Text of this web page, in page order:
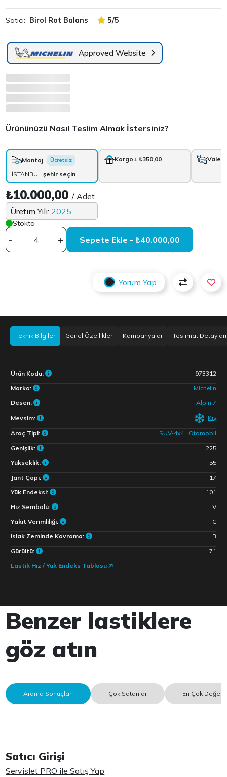
Satıcı: Birol Rot Balans 5/5
Approved Website
Ürününüzü Nasıl Teslim Almak İstersiniz?
Montaj Ücretsiz
İSTANBULşehir seçin
Kargo+ ₺350,00 Vale
₺10.000,00/ Adet
Üretim Yılı: 2025
Stokta
- + Sepete Ekle - ₺40.000,00
Yorum Yap
Teknik Bilgiler Genel Özellikler Kampanyalar Teslimat Detayları
Ürün Kodu:
973312
Marka:
Michelin
Desen:
Alpin 7
Mevsim: Kış
Araç Tipi: SUV-4x4 , Otomobil
Genişlik:
225
Yükseklik:
55
Jant Çapı:
17
Yük Endeksi:
101
Hız Sembolü:
V
Yakıt Verimliliği:
C
Islak Zeminde Kavrama:
B
Gürültü:
71
Lastik Hız / Yük Endeks Tablosu
Benzer lastiklere
göz atın
Arama Sonuçları Çok Satanlar En Çok
Satıcı Girişi
Servislet PRO ile Satış Yap